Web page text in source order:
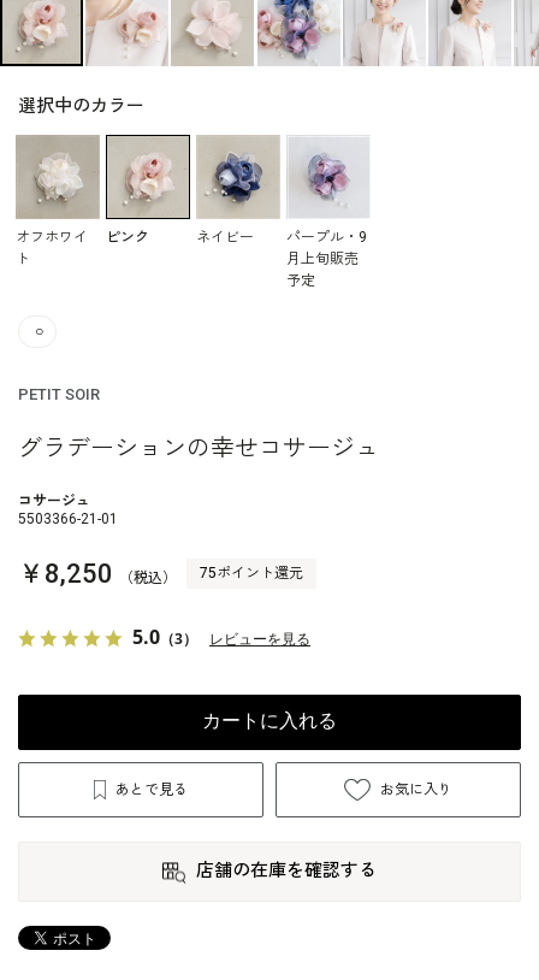
選択中のカラー
オフホワイ
ト
ピンク ネイビー
パープル・9
月上旬販売
予定
○
PETIT SOIR
グラデーションの幸せコサージュ
コサージュ
5503366-21-01
￥8,250 （税込） 75ポイント還元
5.0 （3） レビューを見る
カートに入れる
あとで見る お気に入り
店舗の在庫を確認する